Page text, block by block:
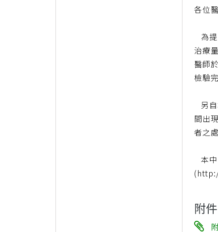
各位
為
治療
醫師
檢驗
另
間出
者之
本
附件